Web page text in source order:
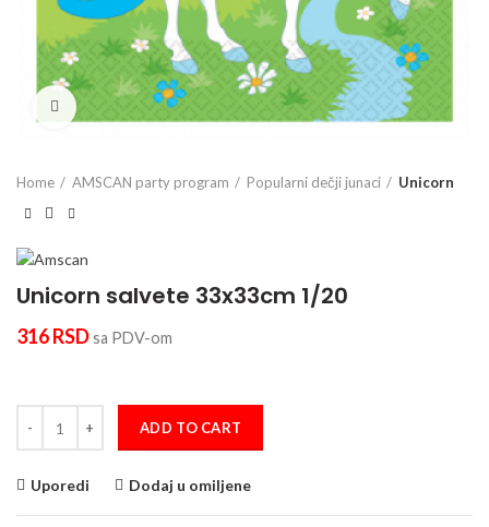
Click to enlarge
Home AMSCAN party program Popularni dečji junaci Unicorn
Unicorn salvete 33x33cm 1/20
316RSDsa PDV-om
ADD TO CART
Uporedi Dodaj u omiljene